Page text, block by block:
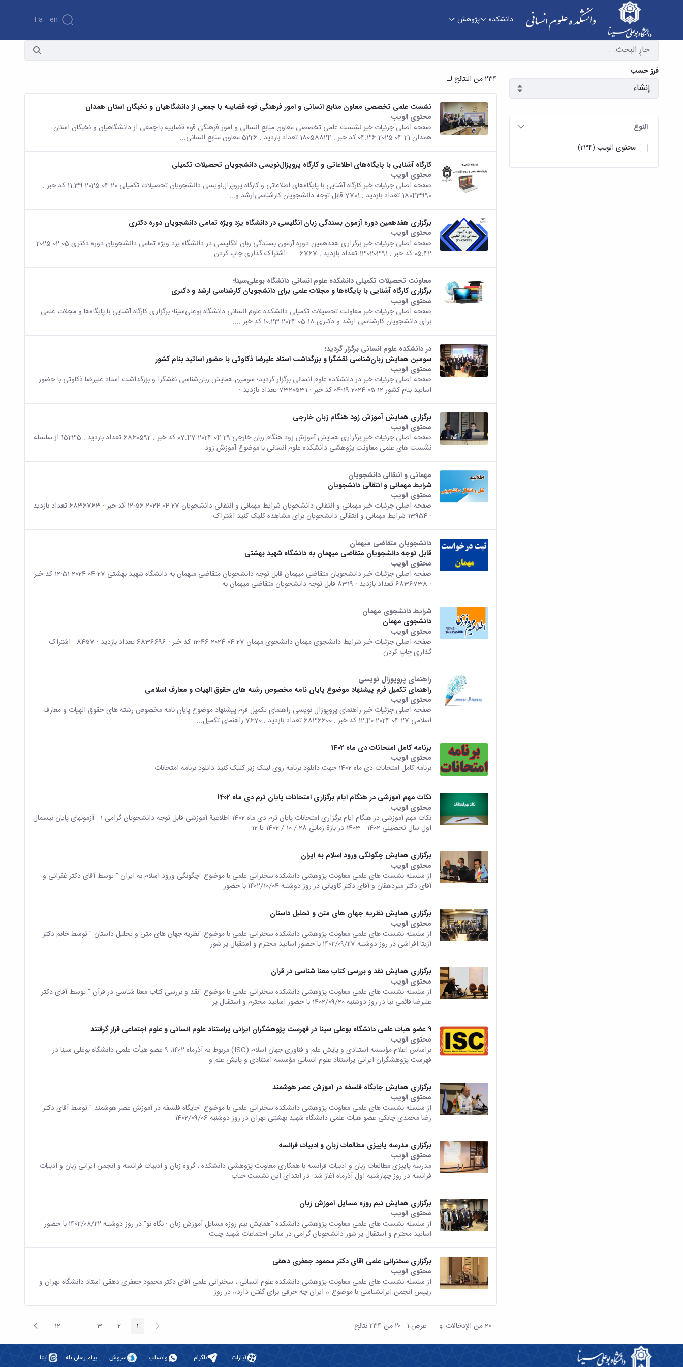
دانشکده پژوهش Fa En
آرشیو اخبار - دانشکده علوم انسانی
فرز حسب
النوع
محتوى الويب (234)
٢٣٤ من النتائج لـ
نشست علمی تخصصی معاون منابع انسانی و امور فرهنگی قوه قضاییه با جمعی از دانشگاهیان و نخبگان استان همدان
محتوى الويب
تأتي هذه النتيجة من الإصدار Persian من هذا المحتوى.
صفحه اصلی جزئیات خبر نشست علمی تخصصی معاون منابع انسانی و امور فرهنگی قوه قضاییه با جمعی از دانشگاهیان و نخبگان استان
همدان 21 04 2025 04:36 کد خبر : 18058824 تعداد بازدید : 5226 معاون منابع انسانی...
کارگاه آشنایی با پایگاه‌های اطلاعاتی و کارگاه پروپزال‌نویسی دانشجویان تحصیلات تکمیلی
محتوى الويب
تأتي هذه النتيجة من الإصدار Persian من هذا المحتوى.
صفحه اصلی جزئیات خبر کارگاه آشنایی با پایگاه‌های اطلاعاتی و کارگاه پروپزال‌نویسی دانشجویان تحصیلات تکمیلی 20 04 2025 11:39 کد خبر :
18043990 تعداد بازدید : 7701 قابل توجه دانشجویان کارشناسی‌ارشد و...
برگزاری هفدهمین دوره آزمون بسندگی زبان انگلیسی در دانشگاه یزد ویژه تمامی دانشجویان دوره دکتری
محتوى الويب
تأتي هذه النتيجة من الإصدار Persian من هذا المحتوى.
صفحه اصلی جزئیات خبر برگزاری هفدهمین دوره آزمون بسندگی زبان انگلیسی در دانشگاه یزد ویژه تمامی دانشجویان دوره دکتری 05 02 2025
05:42 کد خبر : 13020391 تعداد بازدید : 6767 اشتراک گذاری چاپ کردن
معاونت تحصیلات تکمیلی دانشکده علوم انسانی دانشگاه بوعلی‌سینا؛
برگزاری کارگاه آشنایی با پایگاه‌ها و مجلات علمی برای دانشجویان کارشناسی ارشد و دکتری
محتوى الويب
تأتي هذه النتيجة من الإصدار Persian من هذا المحتوى.
صفحه اصلی جزئیات خبر معاونت تحصیلات تکمیلی دانشکده علوم انسانی دانشگاه بوعلی‌سینا؛ برگزاری کارگاه آشنایی با پایگاه‌ها و مجلات علمی
برای دانشجویان کارشناسی ارشد و دکتری 18 05 2024 10:23 کد خبر :...
در دانشکده علوم انسانی برگزار گردید؛
سومین همایش زبان‌شناسی نقشگرا و بزرگداشت استاد علیرضا ذکاوتی با حضور اساتید بنام کشور
محتوى الويب
تأتي هذه النتيجة من الإصدار Persian من هذا المحتوى.
صفحه اصلی جزئیات خبر در دانشکده علوم انسانی برگزار گردید؛ سومین همایش زبان‌شناسی نقشگرا و بزرگداشت استاد علیرضا ذکاوتی با حضور
اساتید بنام کشور 12 05 2024 04:19 کد خبر : 7320531 تعداد بازدید :...
برگزاری همایش آموزش زود هنگام زبان خارجی
محتوى الويب
تأتي هذه النتيجة من الإصدار Persian من هذا المحتوى.
صفحه اصلی جزئیات خبر برگزاری همایش آموزش زود هنگام زبان خارجی 29 04 2024 07:47 کد خبر : 6860592 تعداد بازدید : 15235 از سلسله
نشست های علمی معاونت پژوهشی دانشکده علوم انسانی با موضوع آموزش زود...
مهمانی و انتقالی دانشجویان
شرایط مهمانی و انتقالی دانشجویان
محتوى الويب
تأتي هذه النتيجة من الإصدار Persian من هذا المحتوى.
صفحه اصلی جزئیات خبر مهمانی و انتقالی دانشجویان شرایط مهمانی و انتقالی دانشجویان 27 04 2024 12:56 کد خبر : 6836763 تعداد بازدید
: 13954 شرایط مهمانی و انتقالی دانشجویان برای مشاهده کلیک کنید اشتراک...
دانشجویان متقاضی میهمان
قابل توجه دانشجویان متقاضی میهمان به دانشگاه شهید بهشتی
محتوى الويب
تأتي هذه النتيجة من الإصدار Persian من هذا المحتوى.
صفحه اصلی جزئیات خبر دانشجویان متقاضی میهمان قابل توجه دانشجویان متقاضی میهمان به دانشگاه شهید بهشتی 27 04 2024 12:51 کد خبر
: 6836738 تعداد بازدید : 8319 قابل توجه دانشجویان متقاضی میهمان به...
شرایط دانشجوی مهمان
دانشجوی مهمان
محتوى الويب
تأتي هذه النتيجة من الإصدار Persian من هذا المحتوى.
صفحه اصلی جزئیات خبر شرایط دانشجوی مهمان دانشجوی مهمان 27 04 2024 12:46 کد خبر : 6836696 تعداد بازدید : 8457 اشتراک
گذاری چاپ کردن
راهنمای پروپوزال نویسی
راهنمای تکمیل فرم پیشنهاد موضوع پایان نامه مخصوص رشته های حقوق الهیات و معارف اسلامی
محتوى الويب
تأتي هذه النتيجة من الإصدار Persian من هذا المحتوى.
صفحه اصلی جزئیات خبر راهنمای پروپوزال نویسی راهنمای تکمیل فرم پیشنهاد موضوع پایان نامه مخصوص رشته های حقوق الهیات و معارف
اسلامی 27 04 2024 12:40 کد خبر : 6836600 تعداد بازدید : 7670 راهنمای تکمیل...
برنامه کامل امتحانات دی ماه 1402
محتوى الويب
تأتي هذه النتيجة من الإصدار Persian من هذا المحتوى.برنامه کامل امتحانات دی ماه 1402 جهت دانلود برنامه روی لینک زیر کلیک کنید دانلود برنامه امتحانات
نکات مهم آموزشی در هنگام ایام برگزاری امتحانات پایان ترم دی ماه 1402
محتوى الويب
تأتي هذه النتيجة من الإصدار Persian من هذا المحتوى.
نکات مهم آموزشی در هنگام ایام برگزاری امتحانات پایان ترم دی ماه 1402 اطلاعیة آموزشی قابل توجه دانشجویان گرامی 1 - آزمونهای پایان نیسمال
اول سال تحصیلی 1402 - 1403 در بازة زمانی 28 / 10 / 1402 تا 12...
برگزاری همایش چگونگی ورود اسلام به ایران
محتوى الويب
تأتي هذه النتيجة من الإصدار Persian من هذا المحتوى.
از سلسله نشست های علمی معاونت پژوهشی دانشکده سخنرانی علمی با موضوع "چگونگی ورود اسلام به ایران " توسط آقای دکتر غفرانی و
آقای دکتر میردهقان و آقای دکتر کاویانی در روز دوشنبه ۱۴۰۲/10/04 با حضور...
برگزاری همایش نظریه جهان های متن و تحلیل داستان
محتوى الويب
تأتي هذه النتيجة من الإصدار Persian من هذا المحتوى.
از سلسله نشست های علمی معاونت پژوهشی دانشکده سخنرانی علمی با موضوع "نظریه جهان های متن و تحلیل داستان " توسط خانم دکتر
آزیتا افراشی در روز دوشنبه ۱۴۰۲/۰۹/۲7 با حضور اساتید محترم و استقبال پر شور...
برگزاری همایش نقد و بررسی کتاب معنا شناسی در قرآن
محتوى الويب
تأتي هذه النتيجة من الإصدار Persian من هذا المحتوى.
از سلسله نشست های علمی معاونت پژوهشی دانشکده سخنرانی علمی با موضوع "نقد و بررسی کتاب معنا شناسی در قرآن " توسط آقای دکتر
علیرضا قائمی نیا در روز دوشنبه 1402/09/20 با حضور اساتید محترم و استقبال پر...
۹ عضو هیأت علمی دانشگاه بوعلی سینا در فهرست پژوهشگران ایرانی پراستناد علوم انسانی و علوم اجتماعی قرار گرفتند
محتوى الويب
تأتي هذه النتيجة من الإصدار Persian من هذا المحتوى.
براساس اعلام مؤسسه استنادی و پایش علم و فناوری جهان اسلام (ISC) مربوط به آذرماه ۱۴۰۲، ۹ عضو هیأت علمی دانشگاه بوعلی سینا در
فهرست پژوهشگران ایرانی پراستناد علوم انسانی مؤسسه استنادی و پایش علم و...
برگزاری همایش جایگاه فلسفه در آموزش عصر هوشمند
محتوى الويب
تأتي هذه النتيجة من الإصدار Persian من هذا المحتوى.
از سلسله نشست های علمی معاونت پژوهشی دانشکده سخنرانی علمی با موضوع "جایگاه فلسفه در آموزش عصر هوشمند " توسط آقای دکتر
رضا محمدی چابکی عضو هیات علمی دانشگاه شهید بهشتی تهران در روز دوشنبه 1402/09/06...
برگزاری مدرسه پاییزی مطالعات زبان و ادبیات فرانسه
محتوى الويب
تأتي هذه النتيجة من الإصدار Persian من هذا المحتوى.
مدرسه پاییزی مطالعات زبان و ادبیات فرانسه با همکاری معاونت پژوهشی دانشکده ، گروه زبان و ادبیات فرانسه و انجمن ایرانی زبان و ادبیات
فرانسه در روز چهارشنبه اول آذرماه آغاز شد. در ابتدای این نشست جناب...
برگزاری همایش نیم روزه مسایل آموزش زبان
محتوى الويب
تأتي هذه النتيجة من الإصدار Persian من هذا المحتوى.
از سلسله نشست های علمی معاونت پژوهشی دانشکده "همایش نیم روزه مسایل آموزش زبان : نگاه نو" در روز دوشنبه ۱۴۰۲/۰۸/۲۲ با حضور
اساتید محترم و استقبال پر شور دانشجویان گرامی در سالن اجتماعات شهید چیت...
برگزاری سخنرانی علمی آقای دکتر محمود جعفری دهقی
محتوى الويب
تأتي هذه النتيجة من الإصدار Persian من هذا المحتوى.
از سلسله نشست های علمی معاونت پژوهشی دانشکده علوم انسانی ، سخنرانی علمی آقای دکتر محمود جعفری دهقی استاد دانشگاه تهران و
رییس انجمن ایرانشناسی با موضوع ٫٫ ایران چه حرفی برای گفتن دارد٫٫ در روز...
20 من الإدخالات لكل صفحة عرض ١ - ٢٠ من ٢٣٤ نتائج. الصفحة الصفحة1 الصفحة2 الصفحة3
...صفحات وسيطة
الصفحة12 الصفحة
آپارات تلگرام واتساپ سروش پیام رسان بله ایتا